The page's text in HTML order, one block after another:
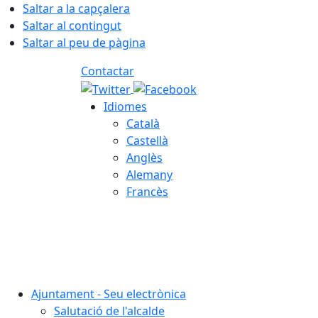
Saltar a la capçalera
Saltar al contingut
Saltar al peu de pàgina
Contactar
Idiomes
Català
Castellà
Anglès
Alemany
Francès
Ajuntament - Seu electrònica
Salutació de l'alcalde